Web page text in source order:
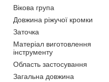
Вікова група
Довжина ріжучої кромки
Заточка
Матеріал виготовлення
інструменту
Область застосування
Загальна довжина